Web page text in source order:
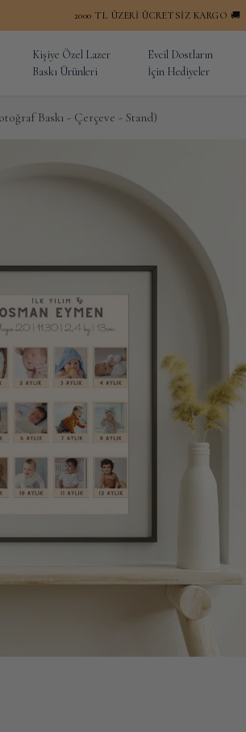
2000 TL ÜZERI ÜCRETSİZ KARGO 🚚
Kişiye Özel Lazer
Baskı Ürünleri
Evcil Dostların
İçin Hediyeler
Baskı - Çerçeve - Stand)